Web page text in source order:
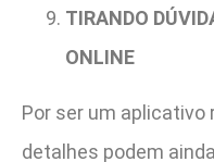
TIRANDO
ONLINE
Por ser um
detalhes podem